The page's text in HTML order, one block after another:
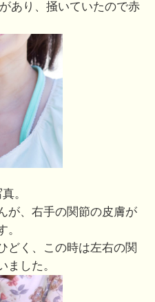
あり、掻いていたので赤
。
が、右手の関節の皮膚が
。
どく、この時は左右の関
ました。